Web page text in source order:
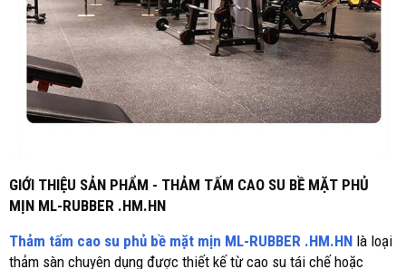
GIỚI THIỆU SẢN PHẨM - THẢM TẤM CAO SU BỀ MẶT PHỦ
MỊN ML-RUBBER .HM.HN
Thảm tấm cao su phủ bề mặt mịn ML-RUBBER .HM.HN là loại
thảm sàn chuyên dụng được thiết kế từ cao su tái chế hoặc